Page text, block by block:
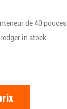
de 40 pouces
in stock